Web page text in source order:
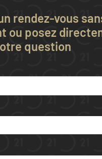
rendez-vous
ou posez
question